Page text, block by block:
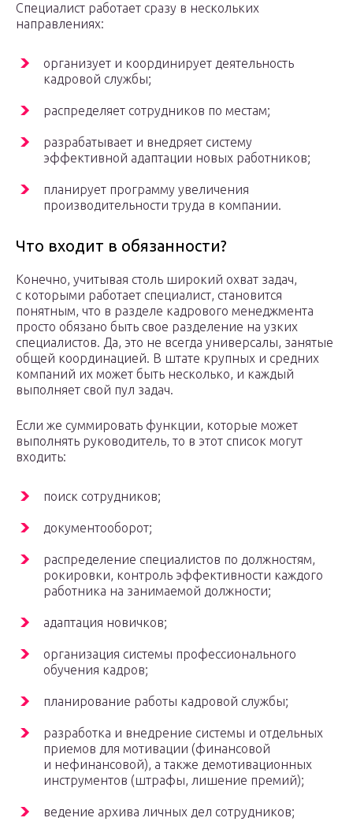
Специалист работает сразу в нескольких
направлениях:
организует и координирует деятельность
кадровой службы;
распределяет сотрудников по местам;
разрабатывает и внедряет систему
эффективной адаптации новых работников;
планирует программу увеличения
производительности труда в компании.
Что входит в обязанности?
Конечно, учитывая столь широкий охват задач,
с которыми работает специалист, становится
понятным, что в разделе кадрового менеджмента
просто обязано быть свое разделение на узких
специалистов. Да, это не всегда универсалы, занятые
общей координацией. В штате крупных и средних
компаний их может быть несколько, и каждый
выполняет свой пул задач.
Если же суммировать функции, которые может
выполнять руководитель, то в этот список могут
входить:
поиск сотрудников;
документооборот;
распределение специалистов по должностям,
рокировки, контроль эффективности каждого
работника на занимаемой должности;
адаптация новичков;
организация системы профессионального
обучения кадров;
планирование работы кадровой службы;
разработка и внедрение системы и отдельных
приемов для мотивации (финансовой
и нефинансовой), а также демотивационных
инструментов (штрафы, лишение премий);
ведение архива личных дел сотрудников;